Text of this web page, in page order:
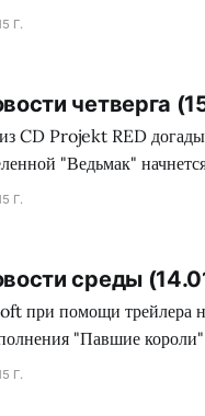
игрок имеет
нет игр серии экшена
Г.
четверга
CD Projekt RED
"Ведьмак"
3: Wild Hunt. По всей
Г.
среды
при помощи трейлера
"Павшие
к сожалению, не
Г.